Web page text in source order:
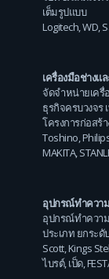
เต็มรูปแบบ
Logitech,WD,
เครื่องมือช่างแ
จัดจำหน่ายเค
ธุรกิจครบวงจร
โครงการก่อสร้
Toshino,
MAKITA,
อุปกรณ์ทำควา
อุปกรณ์ทำควา
ประเภท ยกระ
Scott,Kings
ไบรต์,เป็ด,